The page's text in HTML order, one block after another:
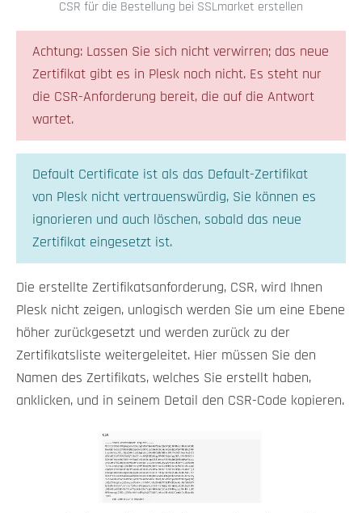
CSR für die Bestellung bei SSLmarket erstellen
Achtung: Lassen Sie sich nicht verwirren; das neue
Zertifikat gibt es in Plesk noch nicht. Es steht nur
die CSR-Anforderung bereit, die auf die Antwort
wartet.
Default Certificate ist als das Default-Zertifikat
von Plesk nicht vertrauenswürdig, Sie können es
ignorieren und auch löschen, sobald das neue
Zertifikat eingesetzt ist.
Die erstellte Zertifikatsanforderung, CSR, wird Ihnen
Plesk nicht zeigen, unlogisch werden Sie um eine Ebene
höher zurückgesetzt und werden zurück zu der
Zertifikatsliste weitergeleitet. Hier müssen Sie den
Namen des Zertifikats, welches Sie erstellt haben,
anklicken, und in seinem Detail den CSR-Code kopieren.